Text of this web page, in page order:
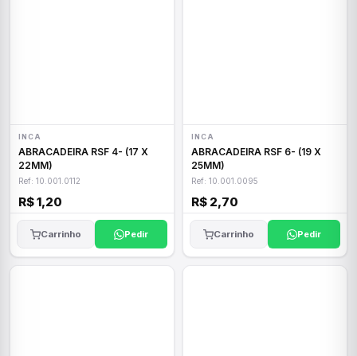
INCA
ABRACADEIRA RSF 4- (17 X
22MM)
Ref: 10.001.0112
R$ 1,20
Carrinho Pedir
INCA
ABRACADEIRA RSF 6- (19 X
25MM)
Ref: 10.001.0095
R$ 2,70
Carrinho Pedir